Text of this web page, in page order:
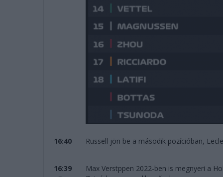
16:40 Russell jön be a második pozícióban,
16:39
Max Verstppen 2022-ben is megnyeri a